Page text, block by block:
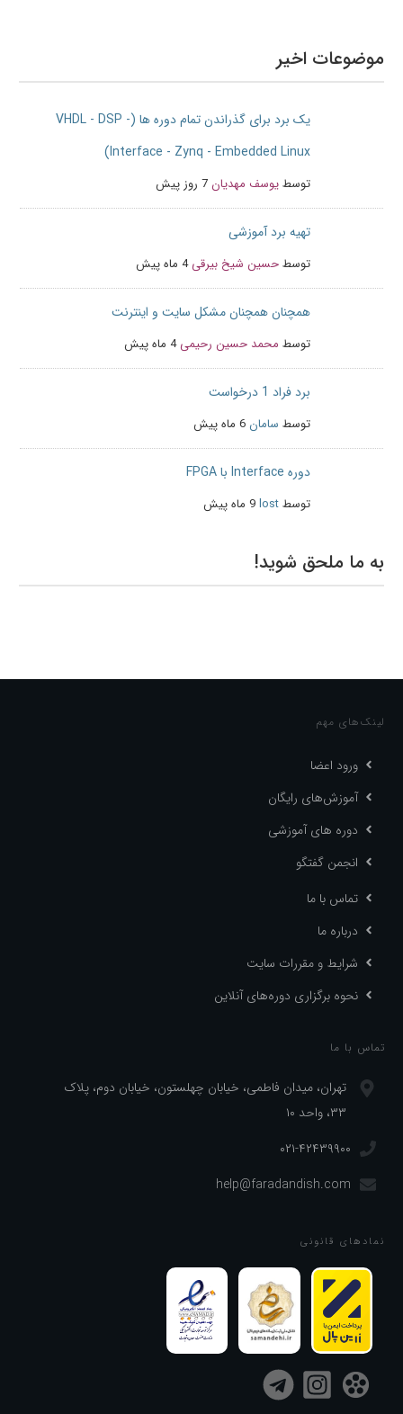
موضوعات اخیر
یک برد برای گذراندن تمام دوره ها (VHDL - DSP -
Interface - Zynq - Embedded Linux)
توسطیوسف مهدیان7 روز پیش
تهیه برد آموزشی
توسطحسین شیخ بیرقی4 ماه پیش
همچنان همچنان مشکل سایت و اینترنت
توسط محمد حسین رحیمی4 ماه پیش
برد فراد 1 درخواست
توسط سامان6 ماه پیش
دوره Interface با FPGA
توسطlost9 ماه پیش
به ما ملحق شوید!
لینک‌های مهم
ورود اعضا
آموزش‌های رایگان
دوره های آموزشی
انجمن گفتگو
تماس با ما
درباره ما
شرایط و مقررات سایت
نحوه برگزاری دوره‌های آنلاین
تماس با ما
تهران، میدان فاطمی، خیابان چهلستون، خیابان دوم، پلاک
۳۳، واحد ۱۰
۰۲۱-۴۲۴۳۹۹۰۰
help@faradandish.com
نماد‌های قانونی